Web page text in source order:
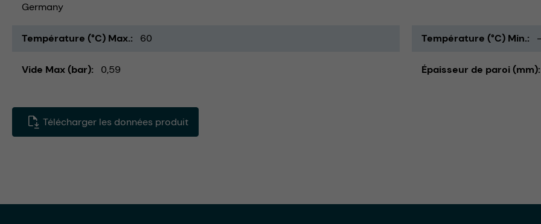
Germany
Température (°C) Max. 60 Température (°C) Min.
Vide Max (bar) 0,59 Épaisseur de paroi (mm)
Télécharger les données produit